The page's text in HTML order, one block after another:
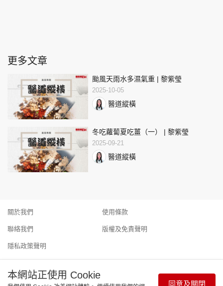
更多文章
颱風天雨水多濕氣重 | 黎紫瑩
2025-10-05
醫道縱橫
冬吃蘿蔔夏吃薑（一） | 黎紫瑩
2025-09-21
醫道縱橫
關於我們
聯絡我們
隱私政策聲明
使用條款
版權及免責聲明
本網站正使用 Cookie
同意及關閉